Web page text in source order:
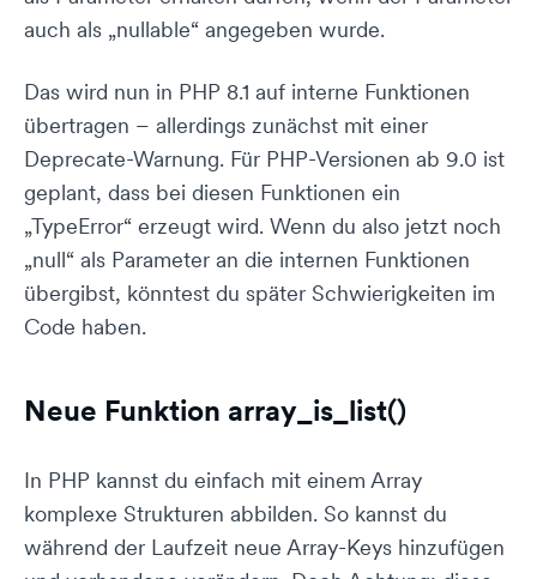
auch als „nullable“ angegeben wurde.
Das wird nun in PHP 8.1 auf interne Funktionen
übertragen – allerdings zunächst mit einer
Deprecate-Warnung. Für PHP-Versionen ab 9.0 ist
geplant, dass bei diesen Funktionen ein
„TypeError“ erzeugt wird. Wenn du also jetzt noch
„null“ als Parameter an die internen Funktionen
übergibst, könntest du später Schwierigkeiten im
Code haben.
Neue Funktion array_is_list()
In PHP kannst du einfach mit einem Array
komplexe Strukturen abbilden. So kannst du
während der Laufzeit neue Array-Keys hinzufügen